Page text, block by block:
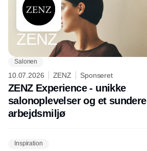
Partner
ZENZ
Salonen
10.07.2026 ZENZ Sponseret
ZENZ Experience - unikke
salonoplevelser og et sundere
arbejdsmiljø
Inspiration